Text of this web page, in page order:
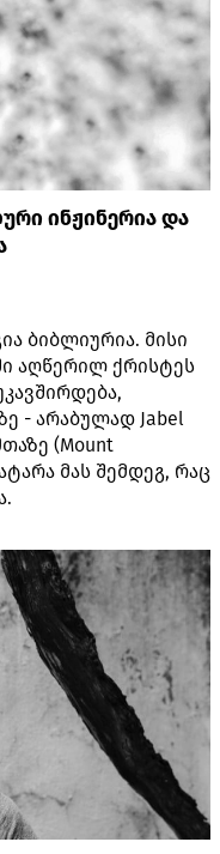
ინჟინერია და
ბიბლიურია. მისი
აღწერილ ქრისტეს
- არაბულად Jabel
(Mount
მას შემდეგ, რაც